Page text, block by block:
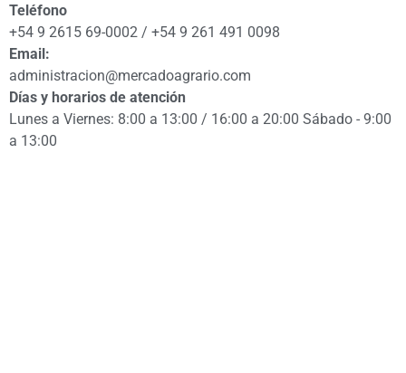
Teléfono
+54 9 2615 69-0002 / +54 9 261 491 0098
Email:
administracion@mercadoagrario.com
Días y horarios de atención
Lunes a Viernes: 8:00 a 13:00 / 16:00 a 20:00 Sábado - 9:00
a 13:00